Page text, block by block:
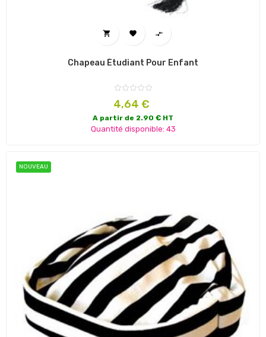
  
Chapeau Étudiant Pour Enfant
Prix
4,64 €
A partir de 2.90 € HT
Quantité disponible: 43
NOUVEAU